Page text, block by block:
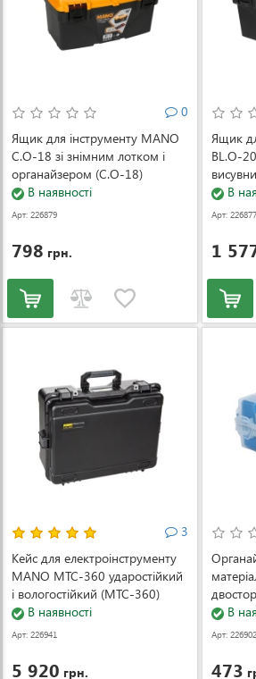
0
Ящик для інструменту MANO
C.O-18 зі знімним лотком і
органайзером (C.O-18)
В наявності
Арт: 226879
798 грн.
Ящик
BL.O-
20)В
Арт: 226877
1
3
Кейс для електроінструменту
MANO MTC-360 ударостійкий
і вологостійкий (MTC-360)
В наявності
Арт: 226941
5 920 грн.
11-Blue)
В
Арт: 226902
473